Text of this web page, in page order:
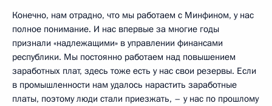
Конечно, нам отрадно, что мы работаем с Минфином, у нас
полное понимание. И нас впервые за многие годы
признали «надлежащими» в управлении финансами
республики. Мы постоянно работаем над повышением
заработных плат, здесь тоже есть у нас свои резервы. Если
в промышленности нам удалось нарастить заработные
платы, поэтому люди стали приезжать, – у нас по прошлому